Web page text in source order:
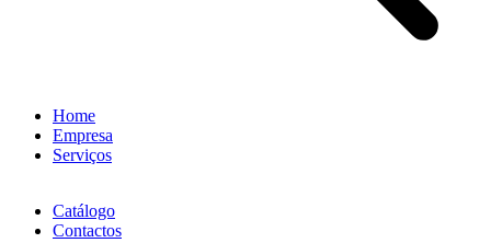
Home
Empresa
Serviços
Catálogo
Contactos